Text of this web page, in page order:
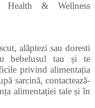
Health & Wellness
alăptezi sau doresti
bebelusul tau și te
privind alimentația
sarcină, contactează-
alimentației tale și în